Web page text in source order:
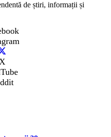
de știri, informații și